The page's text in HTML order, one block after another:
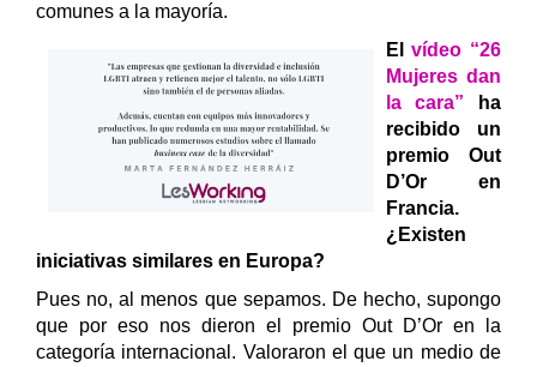
comunes a la mayoría.
Elvídeo “26
Mujeres dan
la cara” ha
recibido un
premio Out
D’Or en
Francia.
¿Existen
iniciativas similares en Europa?
Pues no, al menos que sepamos. De hecho, supongo
que por eso nos dieron el premio Out D’Or en la
categoría internacional. Valoraron el que un medio de